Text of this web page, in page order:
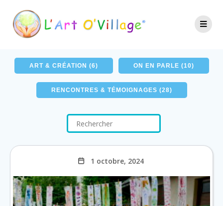
ART & CRÉATION (6) ON EN PARLE (10)
RENCONTRES & TÉMOIGNAGES (28)
1 octobre, 2024